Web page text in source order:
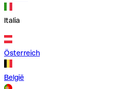
Italia
Österreich
België